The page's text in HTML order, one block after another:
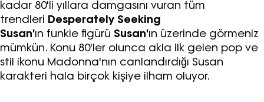
kadar 80'li yıllara damgasını vuran tüm
trendleri Desperately Seeking
Susan'ın funkie figürü Susan'ın üzerinde görmeniz
mümkün. Konu 80'ler olunca akla ilk gelen pop ve
stil ikonu Madonna'nın canlandırdığı Susan
karakteri hala birçok kişiye ilham oluyor.